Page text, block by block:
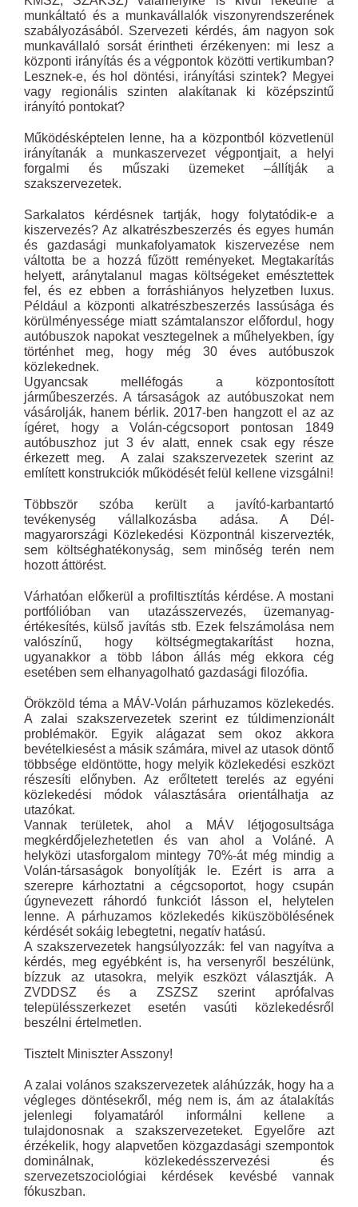
munkáltató és a munkavállalók viszonyrendszerének
szabályozásából. Szervezeti kérdés, ám nagyon sok
munkavállaló sorsát érintheti érzékenyen: mi lesz a
központi irányítás és a végpontok közötti vertikumban?
Lesznek-e, és hol döntési, irányítási szintek? Megyei
vagy regionális szinten alakítanak ki középszintű
irányító pontokat?
Működésképtelen lenne, ha a központból közvetlenül
irányítanák a munkaszervezet végpontjait, a helyi
forgalmi és műszaki üzemeket –állítják a
szakszervezetek.
Sarkalatos kérdésnek tartják, hogy folytatódik-e a
kiszervezés? Az alkatrészbeszerzés és egyes humán
és gazdasági munkafolyamatok kiszervezése nem
váltotta be a hozzá fűzött reményeket. Megtakarítás
helyett, aránytalanul magas költségeket emésztettek
fel, és ez ebben a forráshiányos helyzetben luxus.
Például a központi alkatrészbeszerzés lassúsága és
körülményessége miatt számtalanszor előfordul, hogy
autóbuszok napokat vesztegelnek a műhelyekben, így
történhet meg, hogy még 30 éves autóbuszok
közlekednek.
Ugyancsak melléfogás a központosított
járműbeszerzés. A társaságok az autóbuszokat nem
vásárolják, hanem bérlik. 2017-ben hangzott el az az
ígéret, hogy a Volán-cégcsoport pontosan 1849
autóbuszhoz jut 3 év alatt, ennek csak egy része
érkezett meg. A zalai szakszervezetek szerint az
említett konstrukciók működését felül kellene vizsgálni!
Többször szóba került a javító-karbantartó
tevékenység vállalkozásba adása. A Dél-
magyarországi Közlekedési Központnál kiszervezték,
sem költséghatékonyság, sem minőség terén nem
hozott áttörést.
Várhatóan előkerül a profiltisztítás kérdése. A mostani
portfólióban van utazásszervezés, üzemanyag-
értékesítés, külső javítás stb. Ezek felszámolása nem
valószínű, hogy költségmegtakarítást hozna,
ugyanakkor a több lábon állás még ekkora cég
esetében sem elhanyagolható gazdasági filozófia.
Örökzöld téma a MÁV-Volán párhuzamos közlekedés.
A zalai szakszervezetek szerint ez túldimenzionált
problémakör. Egyik alágazat sem okoz akkora
bevételkiesést a másik számára, mivel az utasok döntő
többsége eldöntötte, hogy melyik közlekedési eszközt
részesíti előnyben. Az erőltetett terelés az egyéni
közlekedési módok választására orientálhatja az
utazókat.
Vannak területek, ahol a MÁV létjogosultsága
megkérdőjelezhetetlen és van ahol a Voláné. A
helyközi utasforgalom mintegy 70%-át még mindig a
Volán-társaságok bonyolítják le. Ezért is arra a
szerepre kárhoztatni a cégcsoportot, hogy csupán
úgynevezett ráhordó funkciót lásson el, helytelen
lenne. A párhuzamos közlekedés kiküszöbölésének
kérdését sokáig lebegtetni, negatív hatású.
A szakszervezetek hangsúlyozzák: fel van nagyítva a
kérdés, meg egyébként is, ha versenyről beszélünk,
bízzuk az utasokra, melyik eszközt választják. A
ZVDDSZ és a ZSZSZ szerint aprófalvas
településszerkezet esetén vasúti közlekedésről
beszélni értelmetlen.
Tisztelt Miniszter Asszony!
A zalai volános szakszervezetek aláhúzzák, hogy ha a
végleges döntésekről, még nem is, ám az átalakítás
jelenlegi folyamatáról informálni kellene a
tulajdonosnak a szakszervezeteket. Egyelőre azt
érzékelik, hogy alapvetően közgazdasági szempontok
dominálnak, közlekedésszervezési és
szervezetszociológiai kérdések kevésbé vannak
fókuszban.